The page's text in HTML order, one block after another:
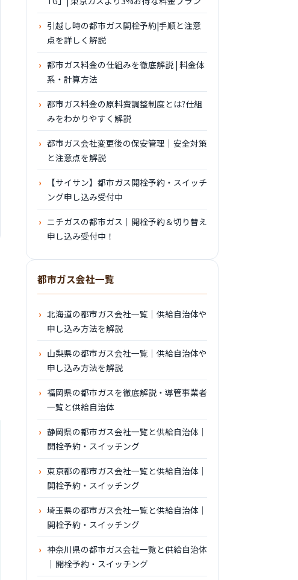
引越し時の都市ガス開栓予約|手順と注意
点を詳しく解説
都市ガス料金の仕組みを徹底解説 | 料金体
系・計算方法
都市ガス料金の原料費調整制度とは?仕組
みをわかりやすく解説
都市ガス会社変更後の保安管理｜安全対策
と注意点を解説
【サイサン】都市ガス開栓予約・スイッチ
ング申し込み受付中
ニチガスの都市ガス｜開栓予約＆切り替え
申し込み受付中！
都市ガス会社一覧
北海道の都市ガス会社一覧｜供給自治体や
申し込み方法を解説
山梨県の都市ガス会社一覧｜供給自治体や
申し込み方法を解説
福岡県の都市ガスを徹底解説・導管事業者
一覧と供給自治体
静岡県の都市ガス会社一覧と供給自治体｜
開栓予約・スイッチング
東京都の都市ガス会社一覧と供給自治体｜
開栓予約・スイッチング
埼玉県の都市ガス会社一覧と供給自治体｜
開栓予約・スイッチング
神奈川県の都市ガス会社一覧と供給自治体
｜開栓予約・スイッチング